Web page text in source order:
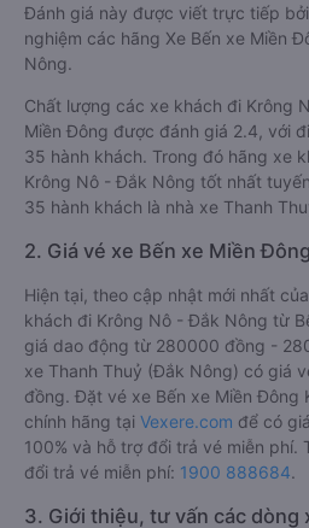
Đánh giá này được viết trực tiếp
nghiệm các hãng Xe Bến xe Miền
Nông.
Chất lượng các xe khách đi Krông
Miền Đông được đánh giá 2.4, với
35 hành khách. Trong đó hãng xe
Krông Nô - Đắk Nông tốt nhất
35 hành khách là nhà xe Thanh
2. Giá vé xe Bến xe Miền
Hiện tại, theo cập nhật mới nhất của
khách đi Krông Nô - Đắk Nông từ
giá dao động từ 280000 đồng -
xe Thanh Thuỷ (Đắk Nông) có giá
đồng. Đặt vé xe Bến xe Miền Đông
chính hãng tại Vexere.com để có
100% và hỗ trợ đổi trả vé miễn phí.
đổi trả vé miễn phí: 1900 888684.
3. Giới thiệu, tư vấn các dòng